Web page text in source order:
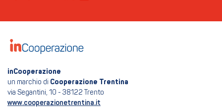
inCooperazione
un marchio di Cooperazione Trentina
via Segantini, 10 - 38122 Trento
www.cooperazionetrentina.it